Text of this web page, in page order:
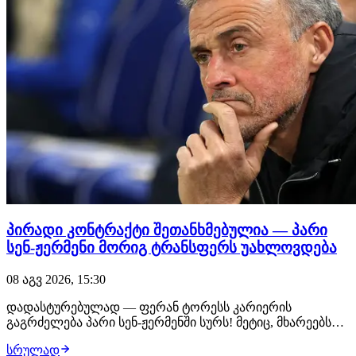
პირადი კონტრაქტი შეთანხმებულია — პარი
სენ-ჟერმენი მორიგ ტრანსფერს უახლოვდება
08 აგვ 2026, 15:30
დადასტურებულად — ფერან ტორესს კარიერის
გაგრძელება პარი სენ-ჟერმენში სურს! მეტიც, მხარეებს
შეთანხმებულია, პარიზელები კი ტრანსფერის დახურვას
სრულად